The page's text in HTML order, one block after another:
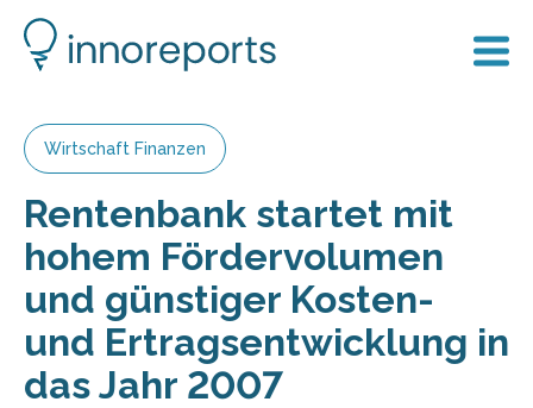
Wirtschaft Finanzen
Rentenbank startet mit
hohem Fördervolumen
und günstiger Kosten-
und Ertragsentwicklung in
das Jahr 2007